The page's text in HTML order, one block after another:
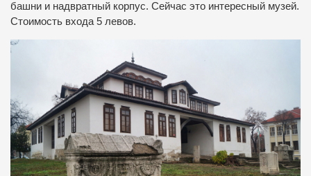
башни и надвратный корпус. Сейчас это интересный музей.
Стоимость входа 5 левов.